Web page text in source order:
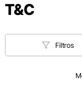
T&C
Filtros